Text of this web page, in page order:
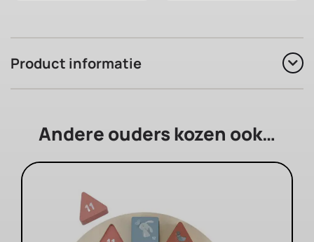
Product informatie
Andere ouders kozen ook…